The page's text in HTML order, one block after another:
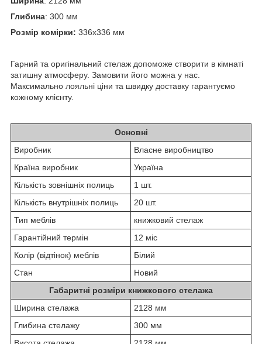
Глибина: 300 мм
Розмір комірки: 336х336 мм
Гарний та оригінальний стелаж допоможе створити в кімнаті
затишну атмосферу. Замовити його можна у нас.
Максимально лояльні ціни та швидку доставку гарантуємо
кожному клієнту.
Основні
Виробник
Власне виробництво
Країна виробник
Україна
Кількість зовнішніх полиць
1 шт.
Кількість внутрішніх полиць
20 шт.
Тип меблів
книжковий стелаж
Гарантійний термін
12 міс
Колір (відтінок) меблів
Білий
Стан
Новий
Габаритні розміри книжкового стелажа
Ширина стелажа
2128 мм
Глибина стелажу
300 мм